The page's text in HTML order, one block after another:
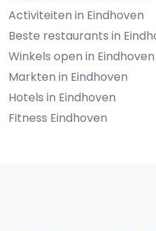
Activiteiten in Eindhoven
Beste restaurants in
Winkels open in
Markten in Eindhoven
Hotels in Eindhoven
Fitness Eindhoven